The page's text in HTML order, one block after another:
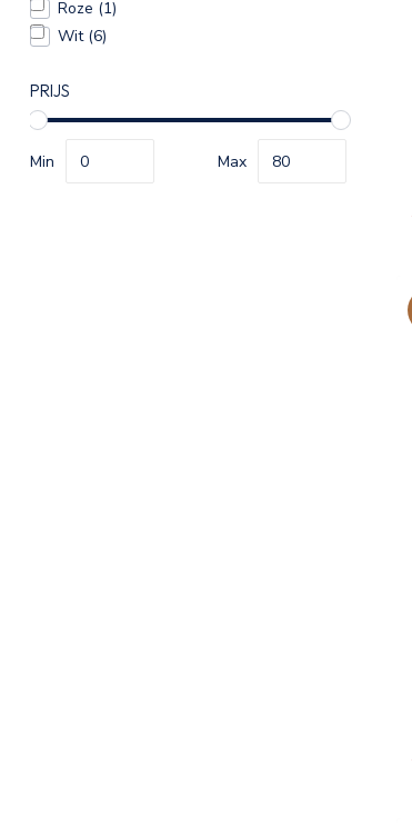
Roze (1)
Wit (6)
PRIJS
Min Max